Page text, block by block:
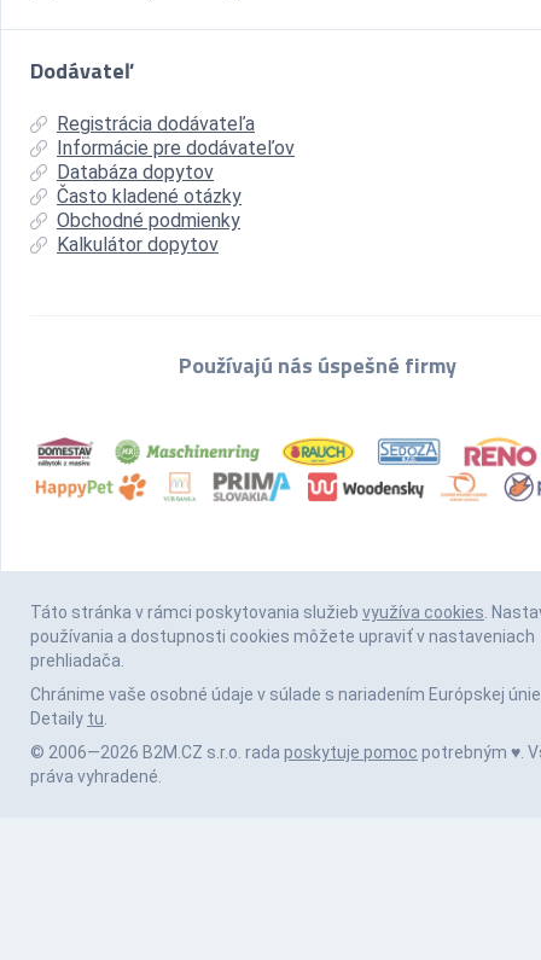
Dodávateľ
Registrácia dodávateľa
Informácie pre dodávateľov
Databáza dopytov
Často kladené otázky
Obchodné podmienky
Kalkulátor dopytov
Používajú nás úspešné firmy
Táto stránka v rámci poskytovania služieb využíva cookies.
používania a dostupnosti cookies môžete upraviť v nastaveniach
prehliadača.
Chránime vaše osobné údaje v súlade s nariadením Európskej únie
Detaily tu.
© 2006—2026 B2M.CZ s.r.o. rada poskytuje pomoc potrebným ♥️.
práva vyhradené.